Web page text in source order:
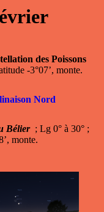
des Poissons
-3°07’, monte.
Nord
Bélier ; Lg 0° à 30° ;
monte.